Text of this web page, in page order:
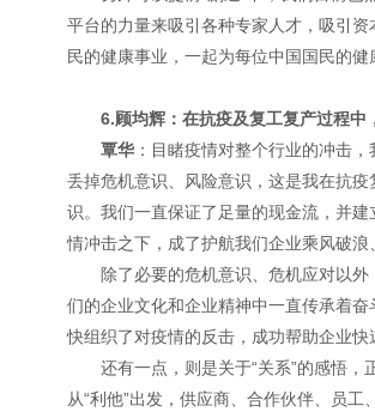
平台的力量来吸引各种专家人才，吸引
民的健康事业，一起为每位中国国民的健
6.顾均辉：在抗疫及复工复产过程中
覃华 ：目睹疫情对整个行业的冲击
丢掉危机意识、风险意识，这是我在抗
识。我们一直保证了足量的现金流，并
情冲击之下，成了护航我们企业乘风破浪
除了必要的危机意识、危机应对以
们的企业文化和企业精神中一直传承着
快组织了对疫情的反击，成功帮助企业快
还有一点，则是关于“关系”的感悟
从“利他”出发，供应商、合作伙伴、员